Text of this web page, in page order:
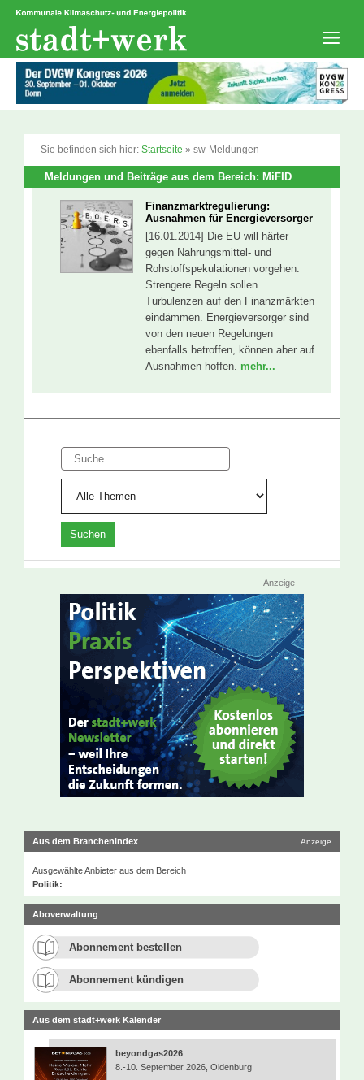
Zum
springen
Sie befinden sich hier: Startseite » sw-Meldungen
Meldungen und Beiträge aus dem Bereich: MiFID
Finanzmarktregulierung:
Ausnahmen für Energieversorger
[16.01.2014] Die EU will härter
gegen Nahrungsmittel- und
Rohstoffspekulationen vorgehen.
Strengere Regeln sollen
Turbulenzen auf den Finanzmärkten
eindämmen. Energieversorger sind
von den neuen Regelungen
ebenfalls betroffen, können aber auf
Ausnahmen hoffen. mehr...
Suche
Anzeige
Aus dem Branchenindex Anzeige
Ausgewählte Anbieter aus dem Bereich
Politik:
Aboverwaltung
Abonnement bestellen
Abonnement kündigen
Aus dem stadt+werk Kalender
beyondgas2026
8.-10. September 2026, Oldenburg